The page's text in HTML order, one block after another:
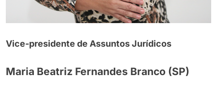
Vice-presidente de Assuntos Jurídicos
Maria Beatriz Fernandes Branco (SP)